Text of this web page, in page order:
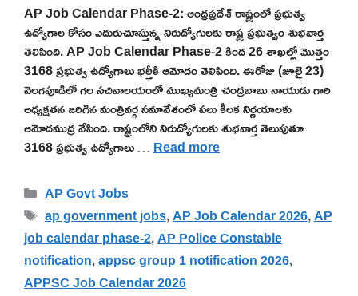
AP Job Calendar Phase-2: ఆంధ్రప్రదేశ్ రాష్ట్రంలో ప్రభుత్వ
ఉద్యోగాల కోసం ఎదురుచూస్తున్న నిరుద్యోగులకు రాష్ట్ర ప్రభుత్వం శుభవార్త
తెలిపింది. AP Job Calendar Phase-2 కింద 26 శాఖల్లో మొత్తం
3168 ప్రభుత్వ ఉద్యోగాలు భర్తీకి ఆమోదం తెలిపింది. ఈరోజు (జూలై 23)
వెలగపూడిలో గల సచివాలయంలో ముఖ్యమంత్రి చంద్రబాబు నాయుడు గారి
అధ్యక్షతన జరిగిన మంత్రివర్గ సమావేశంలో పలు కీలక నిర్ణయాలకు
ఆమోదముద్ర వేసింది. రాష్ట్రంలోని నిరుద్యోగులకు శుభవార్త తెలుపుతూ
3168 ప్రభుత్వ ఉద్యోగాలు …Read more
Categories
AP Govt Jobs
Tags
ap government jobs,AP Job Calendar 2026,AP
job calendar phase-2,AP Police Constable
notification,appsc group 1 notification 2026,
APPSC Job Calendar 2026